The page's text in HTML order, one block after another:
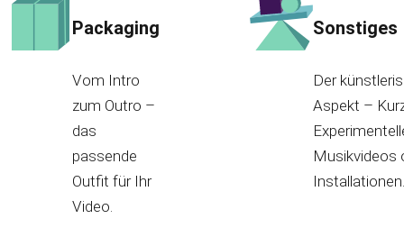
Packaging
Vom Intro
zum Outro –
das
passende
Outfit für Ihr
Video.
Sonstiges
Der
Aspekt –
Musikvideos
Installationen.